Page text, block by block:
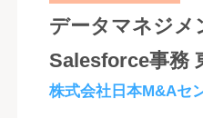
データマネジメ
Salesforce事務
株式会社日本M&Aセ